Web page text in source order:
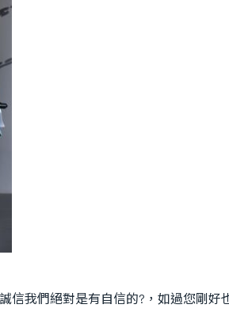
信我們絕對是有自信的?，如過您剛